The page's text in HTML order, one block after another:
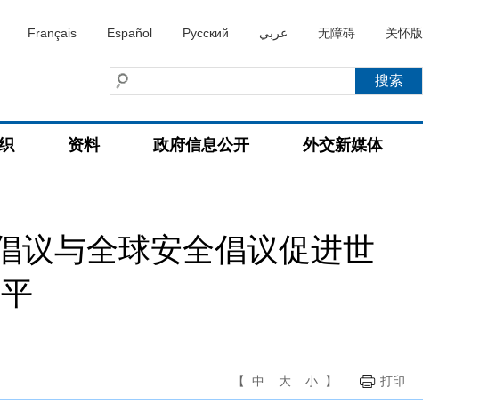
Français Español Русский عربي 无障碍 关怀版
资料 政府信息公开 外交新媒体
议与全球安全倡议促进世
【 中 大 小 】 打印